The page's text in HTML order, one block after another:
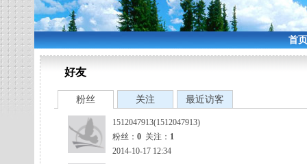
首
好友
粉丝 关注 最近访客
1512047913(1512047913)
粉丝： 0 关注： 1
2014-10-17 12:34